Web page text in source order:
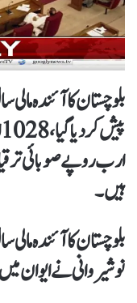
بلوچستان کا آئندہ
ارب روپے صوبائی
ہیں۔
بلوچستان کا آئندہ
نوشیروانی نے ایوان